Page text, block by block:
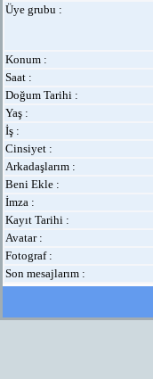
Üye grubu :
Konum :
Saat :
Doğum Tarihi :
Yaş :
İş :
Cinsiyet :
Arkadaşlarım :
Beni Ekle :
İmza :
Kayıt Tarihi :
Avatar :
Fotograf :
Son mesajlarım :